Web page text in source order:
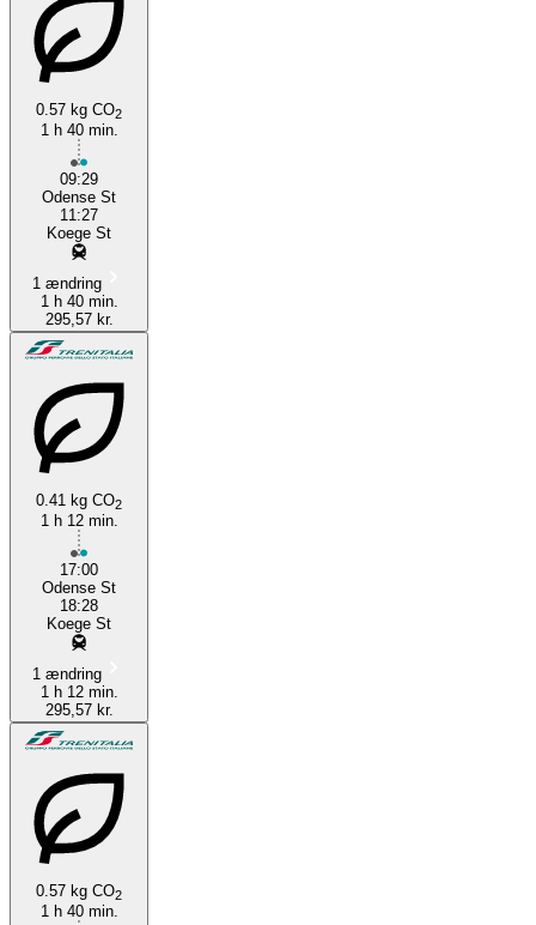
0.57 kg CO2
1 h 40 min.
09:29
Odense St
11:27
Koege St
1 ændring
1 h 40 min.
295,57 kr.
0.41 kg CO2
1 h 12 min.
17:00
Odense St
18:28
Koege St
1 ændring
1 h 12 min.
295,57 kr.
0.57 kg CO2
1 h 40 min.